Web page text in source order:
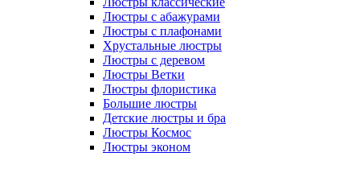
Люстры с абажурами
Люстры с плафонами
Хрустальные люстры
Люстры с деревом
Люстры Ветки
Люстры флористика
Большие люстры
Детские люстры и бра
Люстры Космос
Люстры эконом